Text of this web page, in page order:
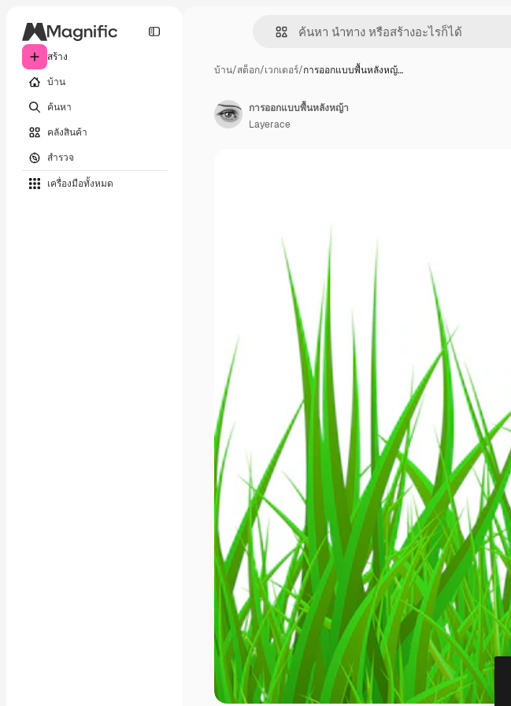
สร้าง
บ้าน
ค้นหา
คลังสินค้า
สำรวจ
เครื่องมือทั้งหมด
บ้าน/สต็อก/เวกเตอร์/การออกแบบพื้นหลังหญ้…
การออกแบบพื้นหลังหญ้า
Layerace